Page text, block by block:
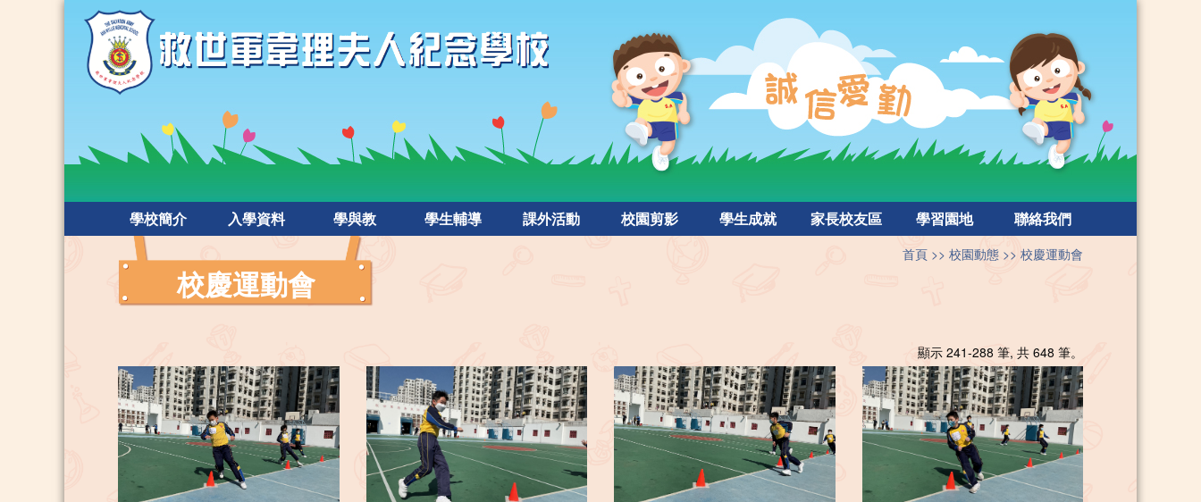
學校簡介 入學資料 學與教 學生輔導 課外活動 校園剪影 學生成就 家長校友區 學習園地 聯絡我們
校慶運動會
首頁 校園動態 校慶運動會
顯示 241-288 筆, 共 648 筆。